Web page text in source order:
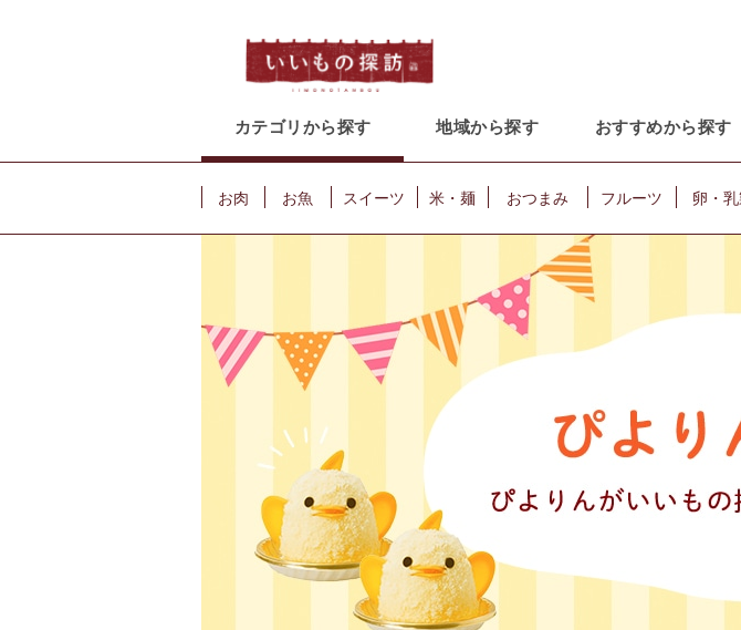
カテゴリから探す 地域から探す おすすめから探す
お肉 お魚 スイーツ 米・麺 おつまみ フルーツ 卵・